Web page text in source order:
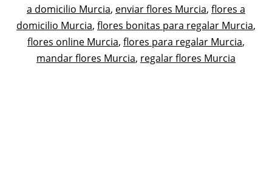
en
como
Flores
a domicilio Murcia, enviar flores Murcia, flores a
domicilio Murcia, flores bonitas para regalar Murcia,
flores online Murcia, flores para regalar Murcia,
mandar flores Murcia, regalar flores Murcia